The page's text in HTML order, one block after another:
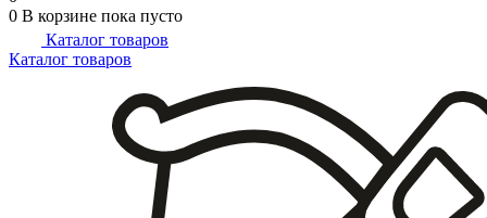
0 В корзине пока пусто
Каталог товаров
Каталог товаров